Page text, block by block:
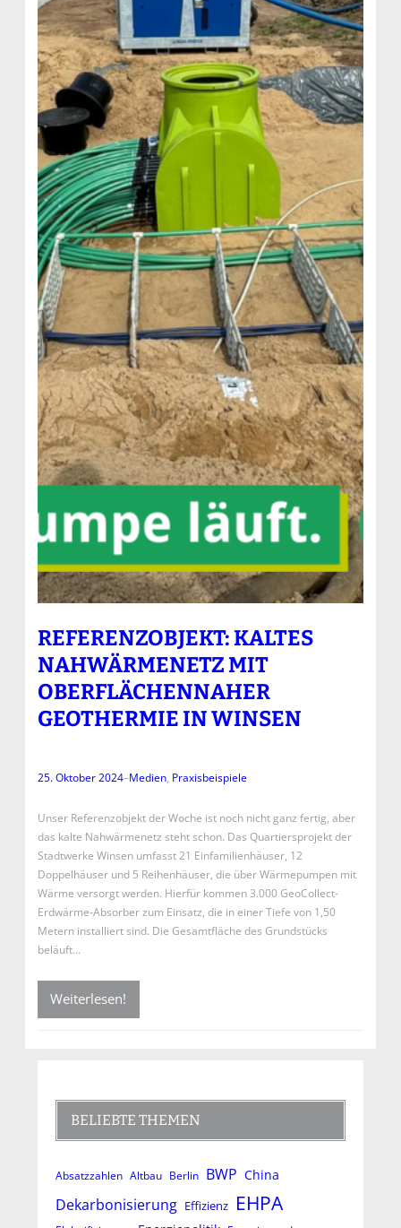
REFERENZOBJEKT: KALTES
NAHWÄRMENETZ MIT
OBERFLÄCHENNAHER
GEOTHERMIE IN WINSEN
25. Oktober 2024–Medien, Praxisbeispiele
Unser Referenzobjekt der Woche ist noch nicht ganz fertig, aber
das kalte Nahwärmenetz steht schon. Das Quartiersprojekt der
Stadtwerke Winsen umfasst 21 Einfamilienhäuser, 12
Doppelhäuser und 5 Reihenhäuser, die über Wärmepumpen mit
Wärme versorgt werden. Hierfür kommen 3.000 GeoCollect-
Erdwärme-Absorber zum Einsatz, die in einer Tiefe von 1,50
Metern installiert sind. Die Gesamtfläche des Grundstücks
beläuft…
Weiterlesen!
BELIEBTE THEMEN
Absatzzahlen Altbau Berlin BWP China
Dekarbonisierung Effizienz EHPA